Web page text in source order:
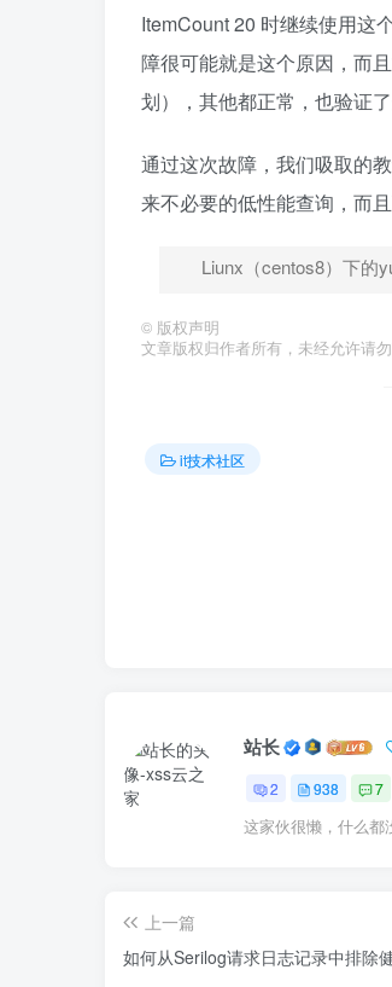
ItemCount 20 时继续使用这
障很可能就是这个原因，而
划），其他都正常，也验证了
通过这次故障，我们吸取的
来不必要的低性能查询，而
Liunx（centos8）下的
© 版权声明
文章版权归作者所有，未经允许请勿
it技术社区
站长
2 938 7
这家伙很懒，什么都
上一篇
如何从Serilog请求日志记录中排除